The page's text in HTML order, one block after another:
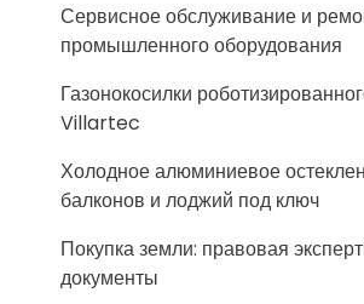
Сервисное обслуживание и
промышленного оборудования
Газонокосилки
Villartec
Холодное алюминиевое
балконов и лоджий под ключ
Покупка земли: правовая
документы